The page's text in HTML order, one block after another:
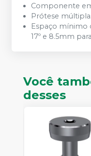
Componente
Prótese múltipla.
Espaço mínimo
17º e 8.5mm
Você
desses